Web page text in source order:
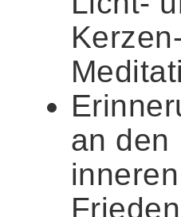
an den
inneren